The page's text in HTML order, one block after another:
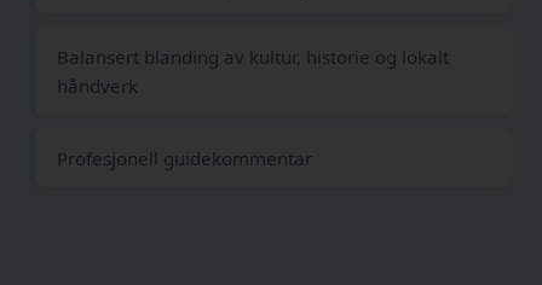
Balansert blanding av kultur, historie og lokalt
håndverk
Profesjonell guidekommentar